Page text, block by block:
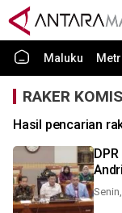
Maluku
RAKER
Hasil pencarian